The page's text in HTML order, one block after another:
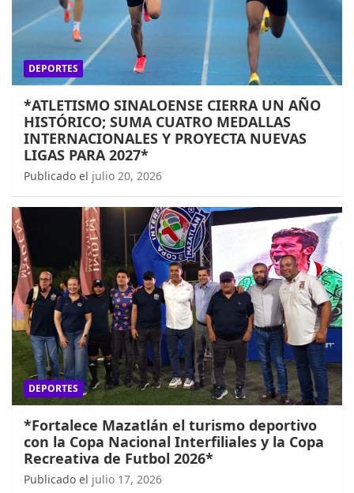
DEPORTES
*ATLETISMO SINALOENSE CIERRA UN AÑO
HISTÓRICO; SUMA CUATRO MEDALLAS
INTERNACIONALES Y PROYECTA NUEVAS
LIGAS PARA 2027*
Publicado el julio 20, 2026
DEPORTES
*Fortalece Mazatlán el turismo deportivo
con la Copa Nacional Interfiliales y la Copa
Recreativa de Futbol 2026*
Publicado el julio 17, 2026